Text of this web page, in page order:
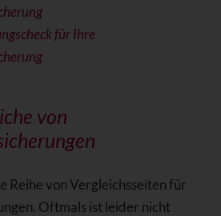
für Ihre
von
Reihe von Vergleichsseiten für
Oftmals ist leider nicht